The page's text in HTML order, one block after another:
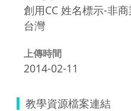
創用CC 姓名標示-非
台灣
上傳時間
2014-02-11
教學資源檔案連結